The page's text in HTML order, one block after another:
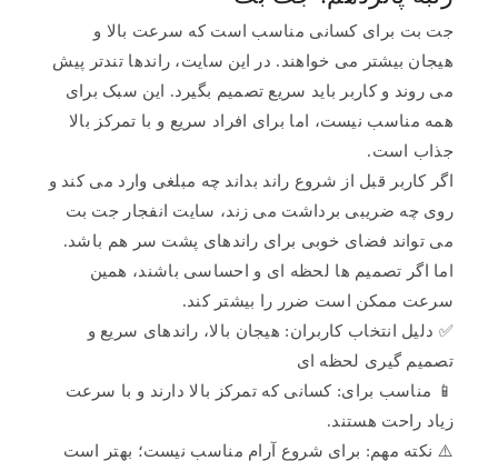
جت بت برای کسانی مناسب است که سرعت بالا و
هیجان بیشتر می خواهند. در این سایت، راندها تندتر پیش
می روند و کاربر باید سریع تصمیم بگیرد. این سبک برای
همه مناسب نیست، اما برای افراد سریع و با تمرکز بالا
جذاب است.
اگر کاربر قبل از شروع راند بداند چه مبلغی وارد می کند و
روی چه ضریبی برداشت می زند، سایت انفجار جت بت
می تواند فضای خوبی برای راندهای پشت سر هم باشد.
اما اگر تصمیم ها لحظه ای و احساسی باشند، همین
سرعت ممکن است ضرر را بیشتر کند.
✅ دلیل انتخاب کاربران: هیجان بالا، راندهای سریع و
تصمیم گیری لحظه ای
📱 مناسب برای: کسانی که تمرکز بالا دارند و با سرعت
زیاد راحت هستند.
⚠️ نکته مهم: برای شروع آرام مناسب نیست؛ بهتر است